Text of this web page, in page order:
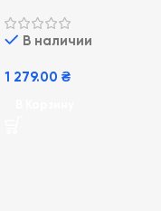
В наличии
1 279.00 ₴